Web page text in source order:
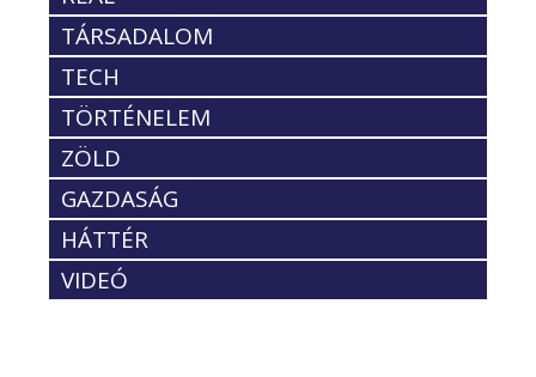
TÁRSADALOM
TECH
TÖRTÉNELEM
ZÖLD
GAZDASÁG
HÁTTÉR
VIDEÓ